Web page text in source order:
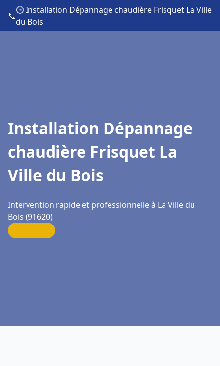
📞
🕒 Installation Dépannage chaudière Frisquet La Ville
du Bois
Installation Dépannage
chaudière Frisquet La
Ville du Bois
Intervention rapide et professionnelle à La Ville du
Bois (91620)